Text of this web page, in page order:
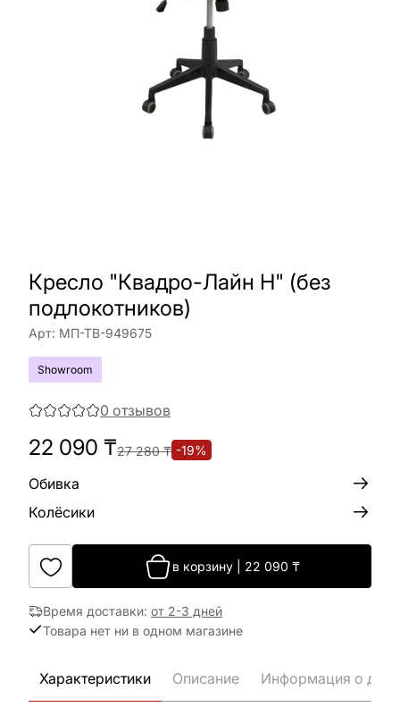
Кресло "Квадро-Лайн Н" (без
подлокотников)
Арт: МП-ТВ-949675
Showroom
0 отзывов
22 090 ₸27 280₸ -19%
Обивка
Колёсики
в корзину 22 090 ₸
Время доставки: от 2-3 дней
Товара нет ни в одном магазине
Характеристики Описание Информация о